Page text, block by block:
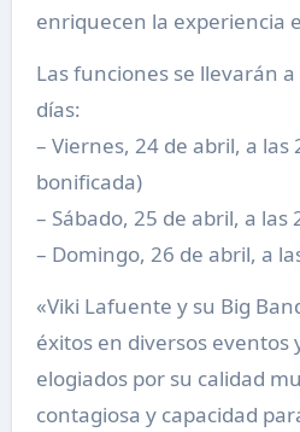
enriquecen la experiencia
Las funciones se llevarán
días:
– Viernes, 24 de abril, a las
bonificada)
– Sábado, 25 de abril, a las
– Domingo, 26 de abril, a
«Viki Lafuente y su Big
éxitos en diversos eventos
elogiados por su calidad
contagiosa y capacidad